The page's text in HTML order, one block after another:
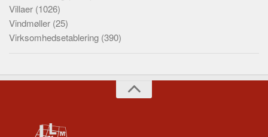
Villaer (1026)
Vindmøller (25)
Virksomhedsetablering (390)